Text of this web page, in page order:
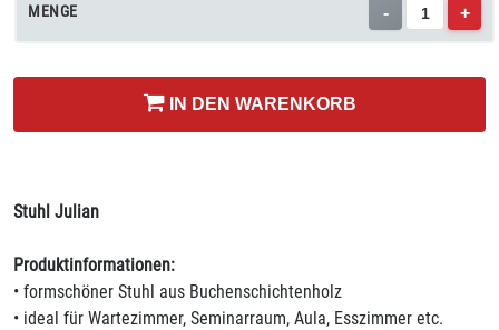
MENGE - +
IN DEN WARENKORB
Stuhl Julian
Produktinformationen:
• formschöner Stuhl aus Buchenschichtenholz
• ideal für Wartezimmer, Seminarraum, Aula, Esszimmer etc.